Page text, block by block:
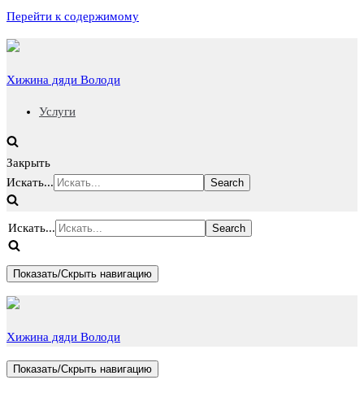
Перейти к содержимому
Хижина дяди Володи
Услуги
Закрыть
Искать...
Искать...
Показать/Скрыть навигацию
Хижина дяди Володи
Показать/Скрыть навигацию